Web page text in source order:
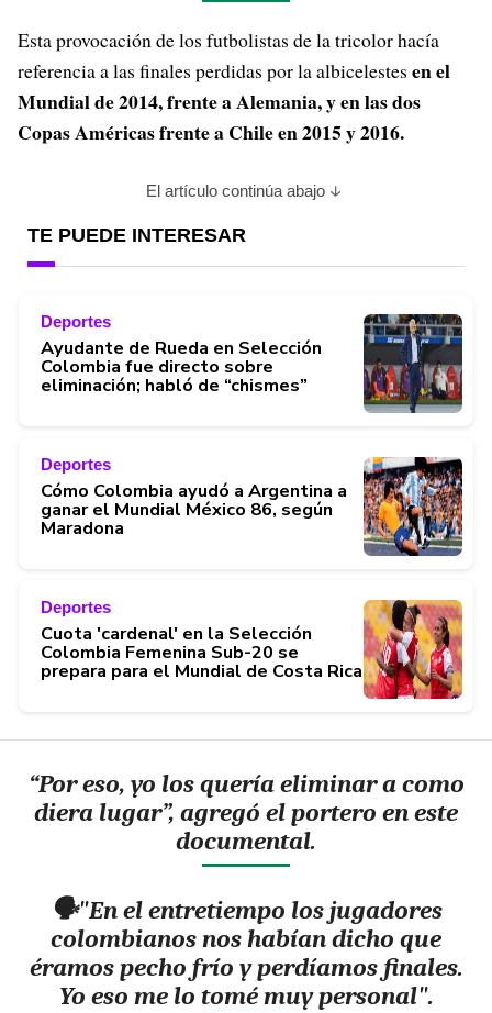
Esta provocación de los futbolistas de la tricolor hacía
referencia a las finales perdidas por la albicelestes en el
Mundial de 2014, frente a Alemania, y en las dos
Copas Américas frente a Chile en 2015 y 2016.
El artículo continúa abajo
TE PUEDE INTERESAR
Deportes
Ayudante de Rueda en Selección
Colombia fue directo sobre
eliminación; habló de “chismes”
Deportes
Cómo Colombia ayudó a Argentina a
ganar el Mundial México 86, según
Maradona
Deportes
Cuota 'cardenal' en la Selección
Colombia Femenina Sub-20 se
prepara para el Mundial de Costa Rica
“Por eso, yo los quería eliminar a como
diera lugar”, agregó el portero en este
documental.
🗣️"En el entretiempo los jugadores
colombianos nos habían dicho que
éramos pecho frío y perdíamos finales.
Yo eso me lo tomé muy personal".